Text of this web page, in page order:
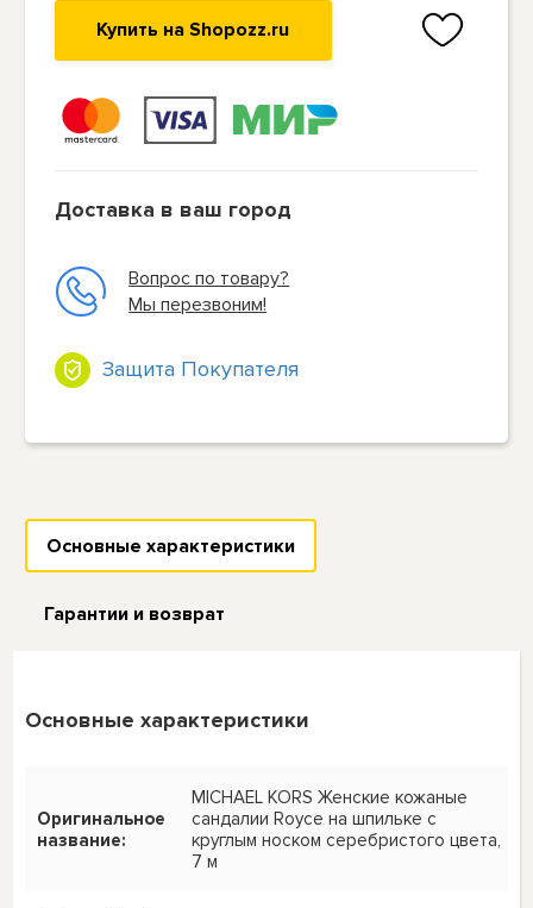
Купить на Shopozz.ru
Доставка в ваш город
Вопрос по товару?
Мы перезвоним!
Защита Покупателя
Основные характеристики
Гарантии и возврат
Основные характеристики
Оригинальное
название:
MICHAEL KORS Женские кожаные
сандалии Royce на шпильке с
круглым носком серебристого цвета,
7 м